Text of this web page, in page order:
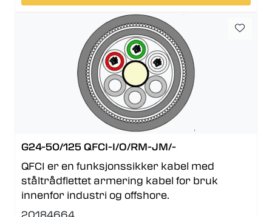
G24-50/125 QFCI-I/O/RM-JM/-
QFCI er en funksjonssikker kabel med
ståltrådflettet armering kabel for bruk
innenfor industri og offshore.
20184664